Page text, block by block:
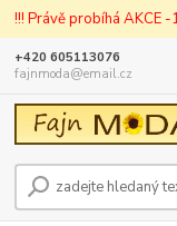
!!! Právě probíhá AKCE
+420 605113076
fajnmoda@email.cz